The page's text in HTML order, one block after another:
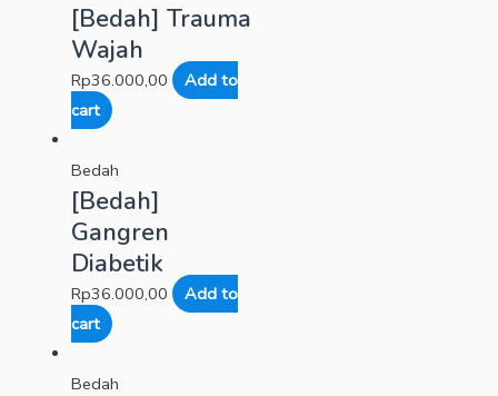
[Bedah] Trauma
Wajah
Rp36.000,00
Add to
cart
Bedah
[Bedah]
Gangren
Diabetik
Rp36.000,00
Add to
cart
Bedah